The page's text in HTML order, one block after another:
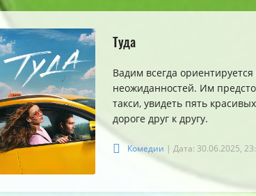
Туда
Вадим всегда
неожиданностей. Им
такси, увидеть пять
дороге друг к другу.
Комедии | Дата: 30.06.2025,